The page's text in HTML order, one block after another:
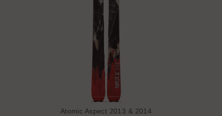
Atomic Aspect 2013 & 2014